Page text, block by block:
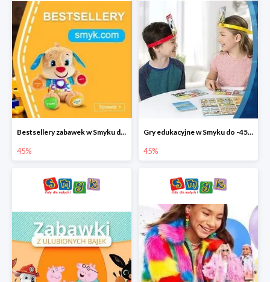
Bestsellery zabawek w Smyku do -45%
45%
Gry edukacyjne w Smyku do -45%
45%